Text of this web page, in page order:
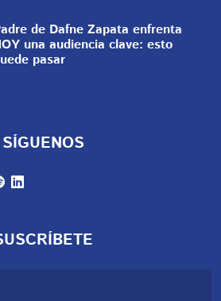
de Dafne Zapata enfrenta
una audiencia clave: esto
pasar
SÍGUENOS